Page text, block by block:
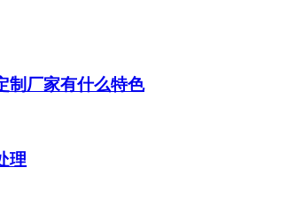
制厂家有什么特色
理